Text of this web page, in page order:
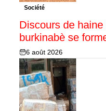
Société
Discours de
burkinabè se
6 août 2026